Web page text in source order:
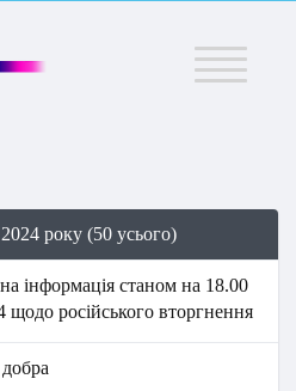
Меню
2024 року (50 усього)
інформація станом на 18.00
щодо російського вторгнення